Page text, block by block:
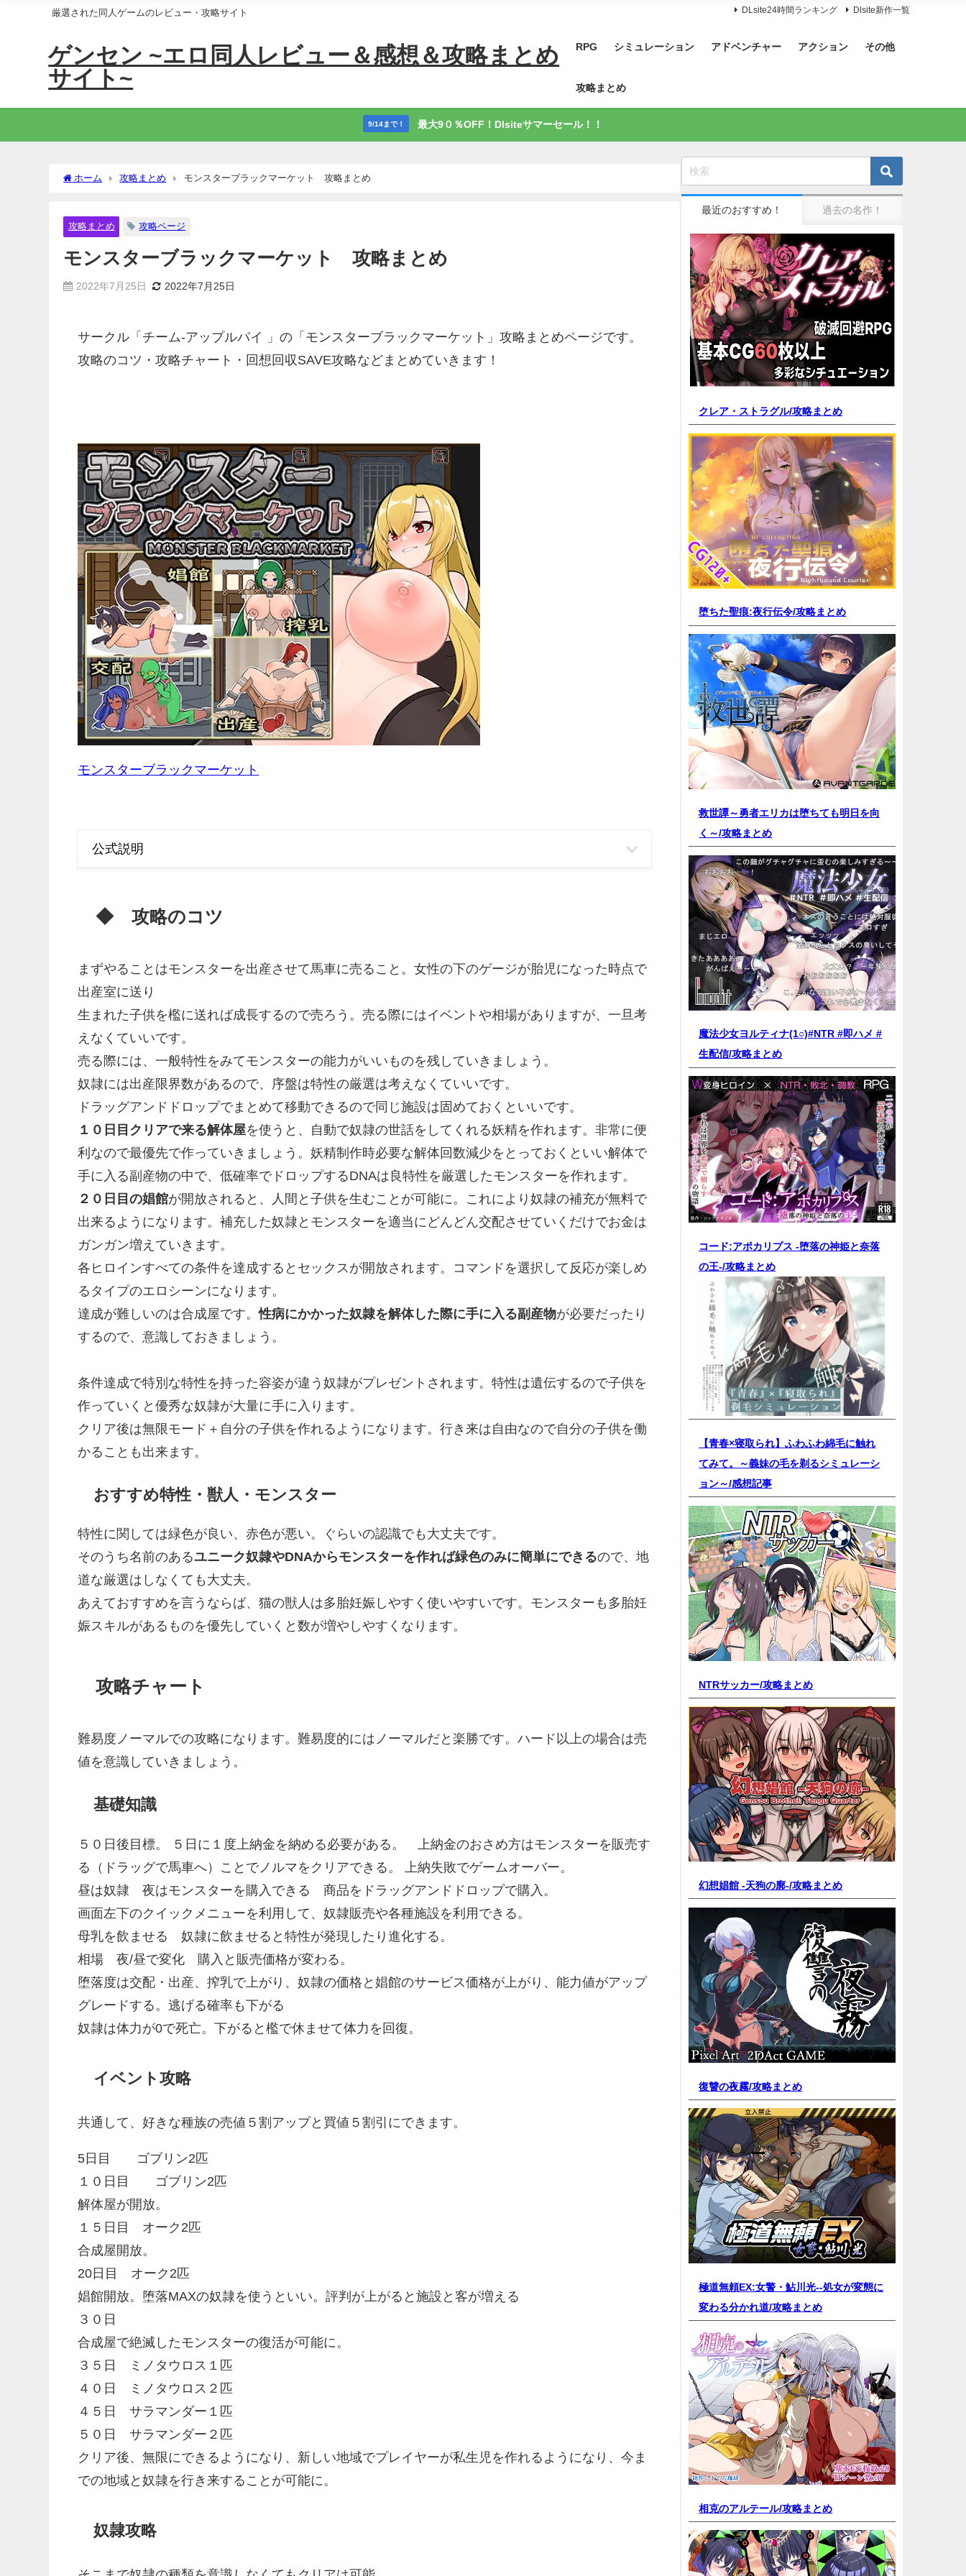
厳選された同人ゲームのレビュー・攻略サイト DLsite24時間ランキング Dlsite新作一覧
ゲンセン ~エロ同人レビュー＆感想＆攻略まとめ
サイト~
RPG シミュレーション アドベンチャー アクション その他
攻略まとめ
9/14まで！ 最大9０％OFF！Dlsiteサマーセール！！
ホーム 攻略まとめ モンスターブラックマーケット 攻略まとめ
攻略まとめ 攻略ページ
モンスターブラックマーケット 攻略まとめ
2022年7月25日 2022年7月25日
サークル「チーム-アップルパイ 」の「モンスターブラックマーケット」攻略まとめページです。
攻略のコツ・攻略チャート・回想回収SAVE攻略などまとめていきます！
モンスターブラックマーケット
公式説明
◆ 攻略のコツ
まずやることはモンスターを出産させて馬車に売ること。女性の下のゲージが胎児になった時点で
出産室に送り
生まれた子供を檻に送れば成長するので売ろう。売る際にはイベントや相場がありますが、一旦考
えなくていいです。
売る際には、一般特性をみてモンスターの能力がいいものを残していきましょう。
奴隷には出産限界数があるので、序盤は特性の厳選は考えなくていいです。
ドラッグアンドドロップでまとめて移動できるので同じ施設は固めておくといいです。
１０日目クリアで来る解体屋を使うと、自動で奴隷の世話をしてくれる妖精を作れます。非常に便
利なので最優先で作っていきましょう。妖精制作時必要な解体回数減少をとっておくといい解体で
手に入る副産物の中で、低確率でドロップするDNAは良特性を厳選したモンスターを作れます。
２０日目の娼館が開放されると、人間と子供を生むことが可能に。これにより奴隷の補充が無料で
出来るようになります。補充した奴隷とモンスターを適当にどんどん交配させていくだけでお金は
ガンガン増えていきます。
各ヒロインすべての条件を達成するとセックスが開放されます。コマンドを選択して反応が楽しめ
るタイプのエロシーンになります。
達成が難しいのは合成屋です。性病にかかった奴隷を解体した際に手に入る副産物が必要だったり
するので、意識しておきましょう。
条件達成で特別な特性を持った容姿が違う奴隷がプレゼントされます。特性は遺伝するので子供を
作っていくと優秀な奴隷が大量に手に入ります。
クリア後は無限モード＋自分の子供を作れるようになります。行き来は自由なので自分の子供を働
かることも出来ます。
おすすめ特性・獣人・モンスター
特性に関しては緑色が良い、赤色が悪い。ぐらいの認識でも大丈夫です。
そのうち名前のあるユニーク奴隷やDNAからモンスターを作れば緑色のみに簡単にできるので、地
道な厳選はしなくても大丈夫。
あえておすすめを言うならば、猫の獣人は多胎妊娠しやすく使いやすいです。モンスターも多胎妊
娠スキルがあるものを優先していくと数が増やしやすくなります。
攻略チャート
難易度ノーマルでの攻略になります。難易度的にはノーマルだと楽勝です。ハード以上の場合は売
値を意識していきましょう。
基礎知識
５０日後目標。 ５日に１度上納金を納める必要がある。 上納金のおさめ方はモンスターを販売す
る（ドラッグで馬車へ）ことでノルマをクリアできる。 上納失敗でゲームオーバー。
昼は奴隷 夜はモンスターを購入できる 商品をドラッグアンドドロップで購入。
画面左下のクイックメニューを利用して、奴隷販売や各種施設を利用できる。
母乳を飲ませる 奴隷に飲ませると特性が発現したり進化する。
相場 夜/昼で変化 購入と販売価格が変わる。
堕落度は交配・出産、搾乳で上がり、奴隷の価格と娼館のサービス価格が上がり、能力値がアップ
グレードする。逃げる確率も下がる
奴隷は体力が0で死亡。下がると檻で休ませて体力を回復。
イベント攻略
共通して、好きな種族の売値５割アップと買値５割引にできます。
5日目 ゴブリン2匹
１０日目 ゴブリン2匹
解体屋が開放。
１５日目 オーク2匹
合成屋開放。
20日目 オーク2匹
娼館開放。堕落MAXの奴隷を使うといい。評判が上がると施設と客が増える
３０日
合成屋で絶滅したモンスターの復活が可能に。
３５日 ミノタウロス１匹
４０日 ミノタウロス２匹
４５日 サラマンダー１匹
５０日 サラマンダー２匹
クリア後、無限にできるようになり、新しい地域でプレイヤーが私生児を作れるようになり、今ま
での地域と奴隷を行き来することが可能に。
奴隷攻略
最近のおすすめ！ 過去の名作！
クレア・ストラグル/攻略まとめ
堕ちた聖痕:夜行伝令/攻略まとめ
救世譚～勇者エリカは堕ちても明日を向
く～/攻略まとめ
魔法少女ヨルティナ(1○)#NTR #即ハメ #
生配信/攻略まとめ
コード:アポカリプス -堕落の神姫と奈落
の王-/攻略まとめ
【青春×寝取られ】ふわふわ綿毛に触れ
てみて。～義妹の毛を剃るシミュレーシ
ョン～/感想記事
NTRサッカー/攻略まとめ
幻想娼館 -天狗の廓-/攻略まとめ
復讐の夜霧/攻略まとめ
極道無頼EX:女警・鮎川光--処女が変態に
変わる分かれ道/攻略まとめ
相克のアルテール/攻略まとめ